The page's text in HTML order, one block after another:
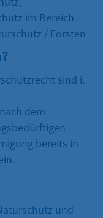
im Bereich
/ Forsten
sind i.
dem
bereits in
und